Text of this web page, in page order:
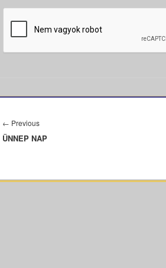
navigáció
← PreviousPrevious
post:
ÜNNEP NAP